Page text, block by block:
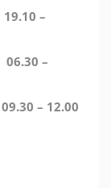
–
06.30 –
– 12.00